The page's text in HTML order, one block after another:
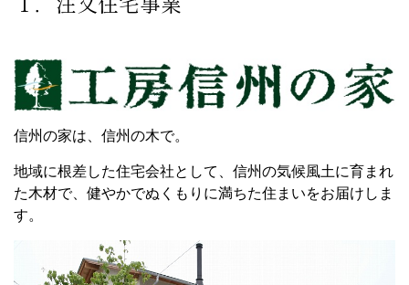
信州の家は、信州の木で。
地域に根差した住宅会社として、信州の気候風土に育まれ
た木材で、健やかでぬくもりに満ちた住まいをお届けしま
す。